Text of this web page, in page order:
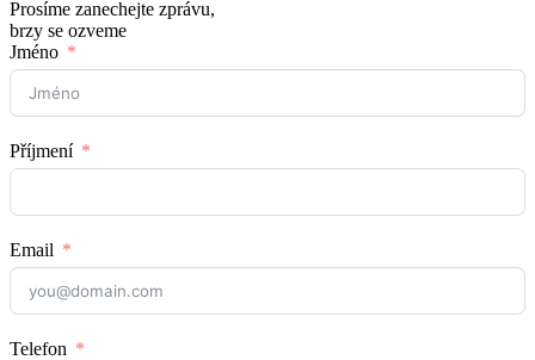
Prosíme zanechejte zprávu,
brzy se ozveme
Jméno
Příjmení
Email
Telefon